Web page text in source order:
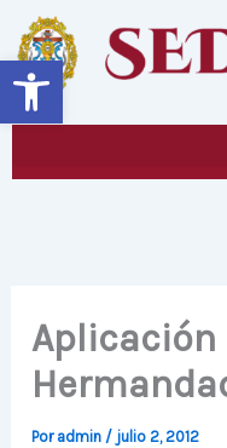
Abrir barra de
contenido
Aplicación
Por admin / julio 2, 2012